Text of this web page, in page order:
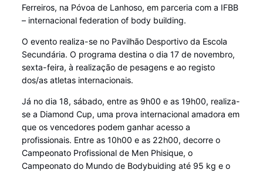
Ferreiros, na Póvoa de Lanhoso, em parceria com a IFBB
– internacional federation of body building.
O evento realiza-se no Pavilhão Desportivo da Escola
Secundária. O programa destina o dia 17 de novembro,
sexta-feira, à realização de pesagens e ao registo
dos/as atletas internacionais.
Já no dia 18, sábado, entre as 9h00 e as 19h00, realiza-
se a Diamond Cup, uma prova internacional amadora em
que os vencedores podem ganhar acesso a
profissionais. Entre as 10h00 e as 22h00, decorre o
Campeonato Profissional de Men Phisique, o
Campeonato do Mundo de Bodybuiding até 95 kg e o